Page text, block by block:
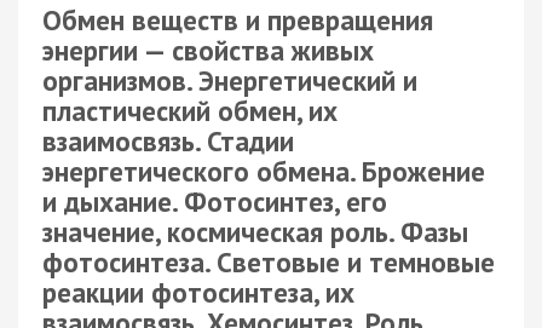
Обмен веществ и превращения
энергии — свойства живых
организмов. Энергетический и
пластический обмен, их
взаимосвязь. Стадии
энергетического обмена. Брожение
и дыхание. Фотосинтез, его
значение, космическая роль. Фазы
фотосинтеза. Световые и темновые
реакции фотосинтеза, их